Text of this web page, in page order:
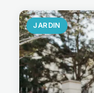
JARDIN